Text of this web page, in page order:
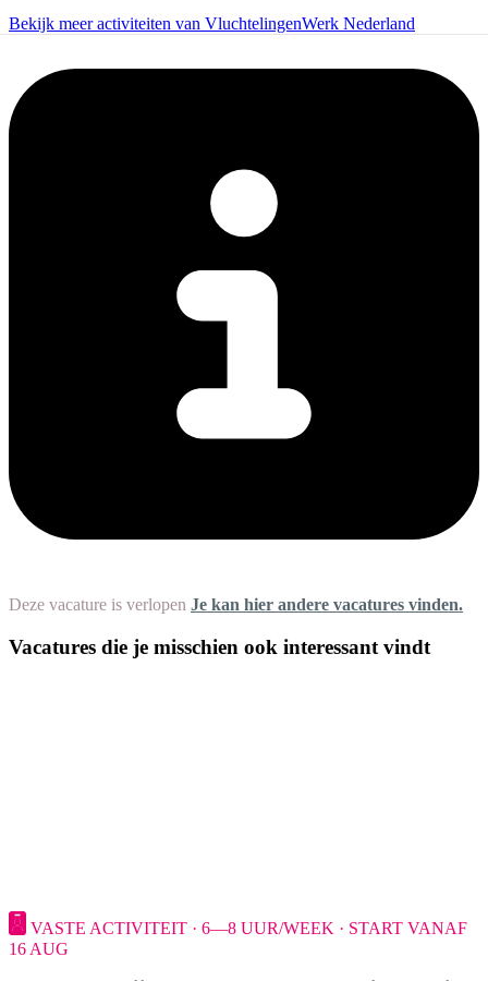
Bekijk meer activiteiten van VluchtelingenWerk Nederland
Deze vacature is verlopen Je kan hier andere vacatures vinden.
Vacatures die je misschien ook interessant vindt
VASTE ACTIVITEIT · 6—8 UUR/WEEK · START VANAF
16 AUG